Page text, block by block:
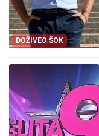
DOŽIVEO ŠOK